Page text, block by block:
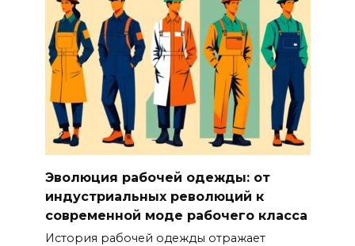
Эволюция рабочей одежды: от
индустриальных революций к
современной моде рабочего класса
История рабочей одежды отражает